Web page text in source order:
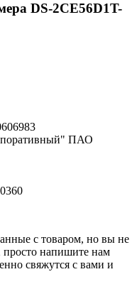
DS-2CE56D1T-
ПАО
с товаром, но вы не
просто напишите нам
свяжутся с вами и